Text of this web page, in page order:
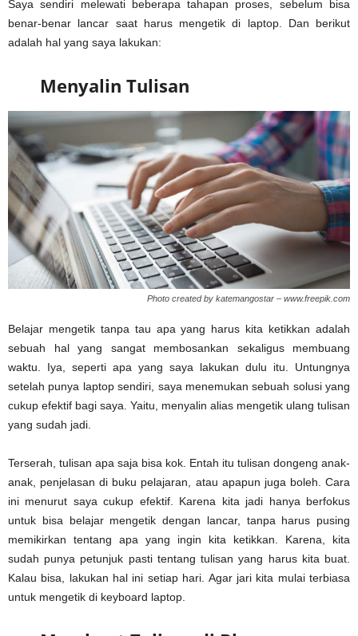
Saya sendiri melewati beberapa tahapan proses, sebelum bisa
benar-benar lancar saat harus mengetik di laptop. Dan berikut
adalah hal yang saya lakukan:
Menyalin Tulisan
Photo created by katemangostar – www.freepik.com
Belajar mengetik tanpa tau apa yang harus kita ketikkan adalah
sebuah hal yang sangat membosankan sekaligus membuang
waktu. Iya, seperti apa yang saya lakukan dulu itu. Untungnya
setelah punya laptop sendiri, saya menemukan sebuah solusi yang
cukup efektif bagi saya. Yaitu, menyalin alias mengetik ulang tulisan
yang sudah jadi.
Terserah, tulisan apa saja bisa kok. Entah itu tulisan dongeng anak-
anak, penjelasan di buku pelajaran, atau apapun juga boleh. Cara
ini menurut saya cukup efektif. Karena kita jadi hanya berfokus
untuk bisa belajar mengetik dengan lancar, tanpa harus pusing
memikirkan tentang apa yang ingin kita ketikkan. Karena, kita
sudah punya petunjuk pasti tentang tulisan yang harus kita buat.
Kalau bisa, lakukan hal ini setiap hari. Agar jari kita mulai terbiasa
untuk mengetik di keyboard laptop.